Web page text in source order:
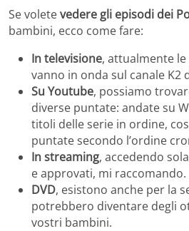
Se voletevedere gli episodi dei
bambini, ecco come fare:
In televisione, attualmente
vanno in onda sul canale K2
Su Youtube, possiamo
diverse puntate: andate su
titoli delle serie in ordine,
puntate secondo l’ordine
In streaming, accedendo
e approvati, mi raccomando.
DVD, esistono anche per la
potrebbero diventare degli
vostri bambini.